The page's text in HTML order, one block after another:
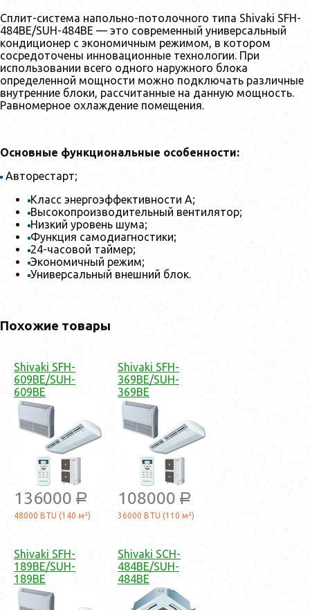
Сплит-система напольно-потолочного типа Shivaki SFH-
484BE/SUH-484BE — это современный универсальный
кондиционер с экономичным режимом, в котором
сосредоточены инновационные технологии. При
использовании всего одного наружного блока
определенной мощности можно подключать различные
внутренние блоки, рассчитанные на данную мощность.
Равномерное охлаждение помещения.
Основные функциональные особенности:
Авторестарт;
Класс энергоэффективности А;
Высокопроизводительный вентилятор;
Низкий уровень шума;
Функция самодиагностики;
24-часовой таймер;
Экономичный режим;
Универсальный внешний блок.
Похожие товары
Shivaki SFH-
609BE/SUH-
609BE
136000 a
48000 BTU (140 м²)
Shivaki SFH-
369BE/SUH-
369BE
108000 a
36000 BTU (110 м²)
Shivaki SFH-
189BE/SUH-
189BE
Shivaki SCH-
484BE/SUH-
484BE